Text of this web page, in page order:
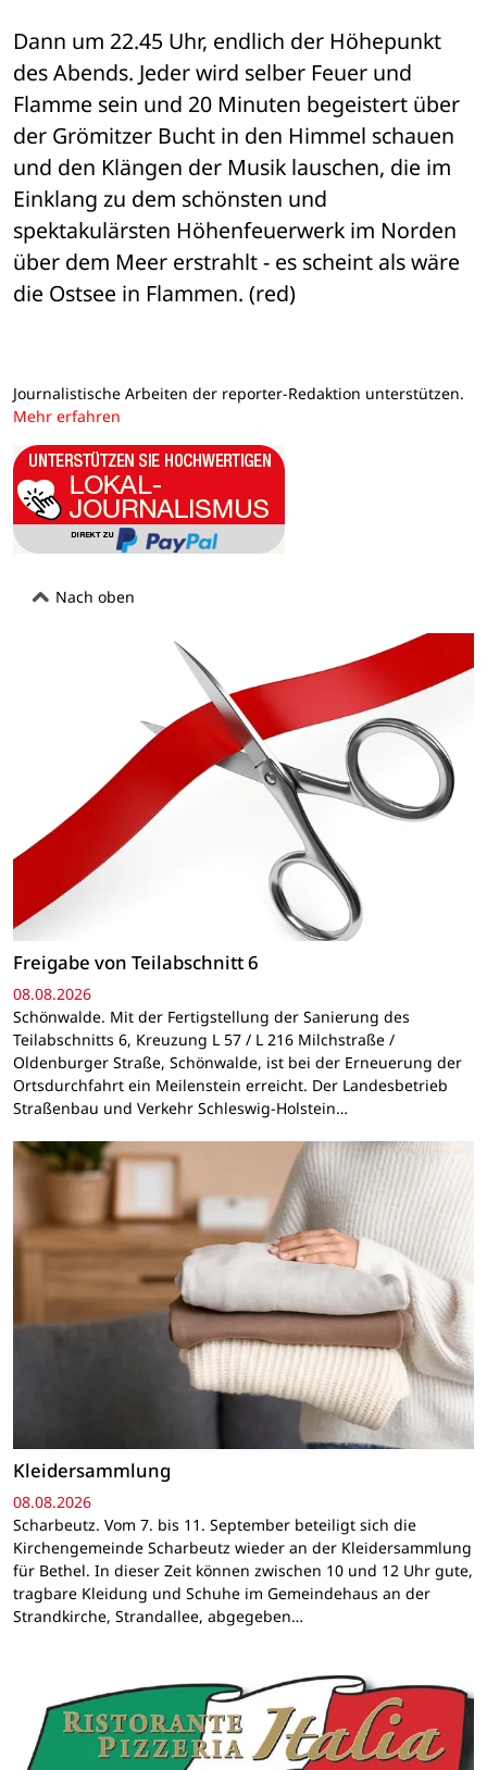
Dann um 22.45 Uhr, endlich der Höhepunkt
des Abends. Jeder wird selber Feuer und
Flamme sein und 20 Minuten begeistert über
der Grömitzer Bucht in den Himmel schauen
und den Klängen der Musik lauschen, die im
Einklang zu dem schönsten und
spektakulärsten Höhenfeuerwerk im Norden
über dem Meer erstrahlt - es scheint als wäre
die Ostsee in Flammen. (red)
Journalistische Arbeiten der reporter-Redaktion unterstützen.
Mehr erfahren
Nach oben
Freigabe von Teilabschnitt 6
08.08.2026
Schönwalde. Mit der Fertigstellung der Sanierung des
Teilabschnitts 6, Kreuzung L 57 / L 216 Milchstraße /
Oldenburger Straße, Schönwalde, ist bei der Erneuerung der
Ortsdurchfahrt ein Meilenstein erreicht. Der Landesbetrieb
Straßenbau und Verkehr Schleswig-Holstein…
Kleidersammlung
08.08.2026
Scharbeutz. Vom 7. bis 11. September beteiligt sich die
Kirchengemeinde Scharbeutz wieder an der Kleidersammlung
für Bethel. In dieser Zeit können zwischen 10 und 12 Uhr gute,
tragbare Kleidung und Schuhe im Gemeindehaus an der
Strandkirche, Strandallee, abgegeben…